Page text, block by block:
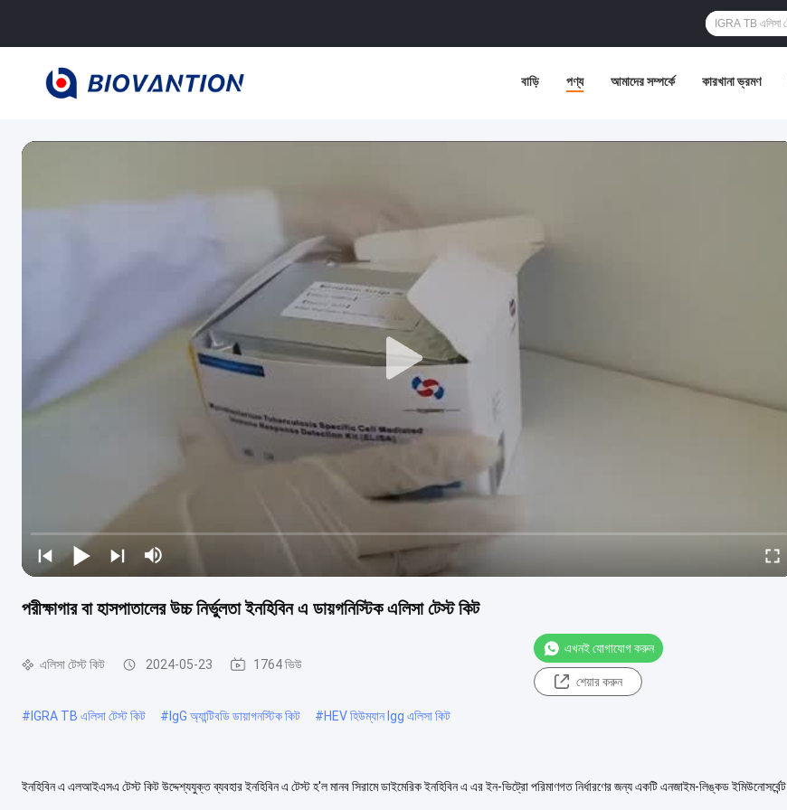
বাড়ি পণ্য আমাদের সম্পর্কে কারখানা ভ্রমণ
পরীক্ষাগার বা হাসপাতালের উচ্চ নির্ভুলতা ইনহিবিন এ ডায়গনিস্টিক এলিসা টেস্ট কিট
এলিসা টেস্ট কিট 2024-05-23 1764 ভিউ
এখনই যোগাযোগ করুন
শেয়ার করুন
#IGRA TB এলিসা টেস্ট কিট #IgG অ্যান্টিবডি ডায়াগনস্টিক কিট #HEV হিউম্যান Igg এলিসা কিট
ইনহিবিন এ এলআইএসএ টেস্ট কিট উদ্দেশ্যযুক্ত ব্যবহার ইনহিবিন এ টেস্ট হ'ল মানব সিরামে ডাইমেরিক ইনহিবিন এ এর ইন-ভিট্রো পরিমাণগত নির্ধারণের জন্য একটি এনজাইম-লিঙ্কড ইমিউনোসর্বেন্ট